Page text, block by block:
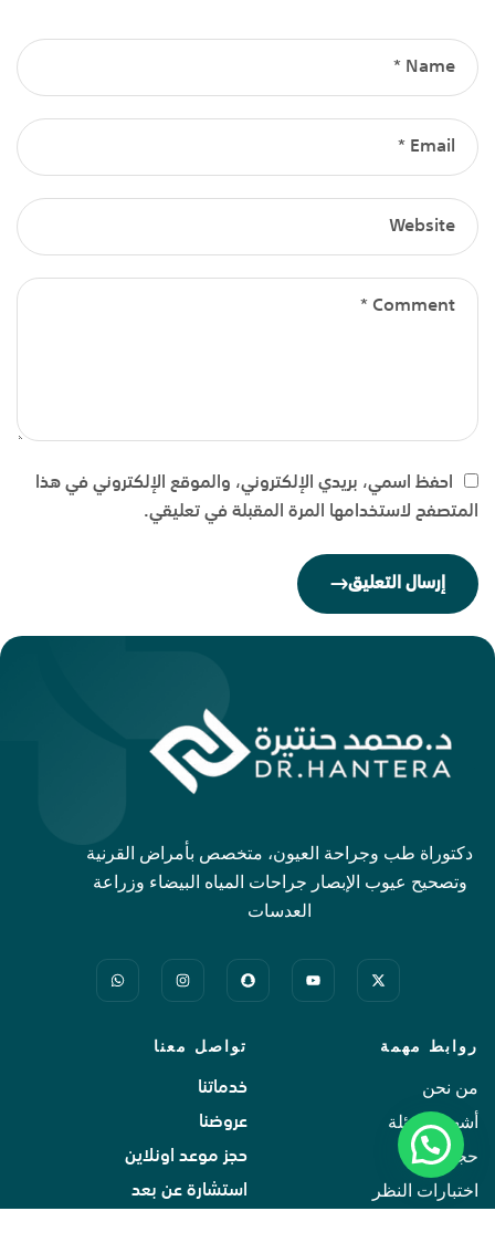
احفظ اسمي، بريدي الإلكتروني، والموقع الإلكتروني في هذا
المتصفح لاستخدامها المرة المقبلة في تعليقي.
إرسال التعليق
دكتوراة طب وجراحة العيون، متخصص بأمراض القرنية
وتصحيح عيوب الإبصار جراحات المياه البيضاء وزراعة
العدسات
روابط مهمة
من نحن
أشهر الاسئلة
حجز موعد
اختبارات النظر
تواصل معنا
خدماتنا
عروضنا
حجز موعد اونلاين
استشارة عن بعد